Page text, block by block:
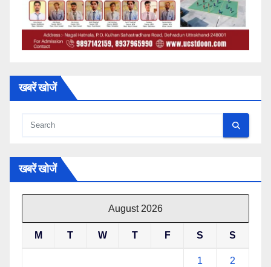
खबरें खोजें
खबरें खोजें
August 2026
M T W T F S S
1 2